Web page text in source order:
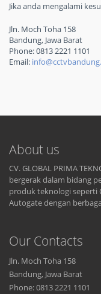
Jika anda mengalami
Jln. Moch Toha 158
Bandung, Jawa Barat
Phone: 0813 2221 1101
Email:
About us
CV. GLOBAL PRIMA
bergerak dalam bidang
produk teknologi seperti
Autogate dengan
Our Contacts
Jln. Moch Toha 158
Bandung, Jawa Barat
Phone: 0813 2221 1101